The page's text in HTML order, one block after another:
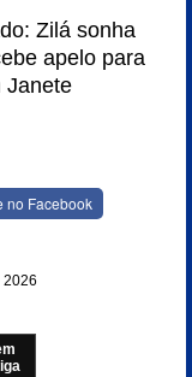
Zilá sonha
apelo para
Janete
no Facebook
2026